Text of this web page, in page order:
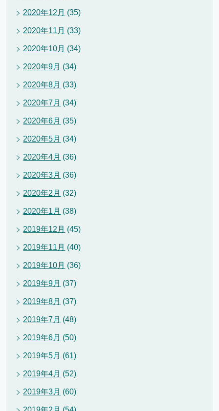
2020年12月 (35)
2020年11月 (33)
2020年10月 (34)
2020年9月 (34)
2020年8月 (33)
2020年7月 (34)
2020年6月 (35)
2020年5月 (34)
2020年4月 (36)
2020年3月 (36)
2020年2月 (32)
2020年1月 (38)
2019年12月 (45)
2019年11月 (40)
2019年10月 (36)
2019年9月 (37)
2019年8月 (37)
2019年7月 (48)
2019年6月 (50)
2019年5月 (61)
2019年4月 (52)
2019年3月 (60)